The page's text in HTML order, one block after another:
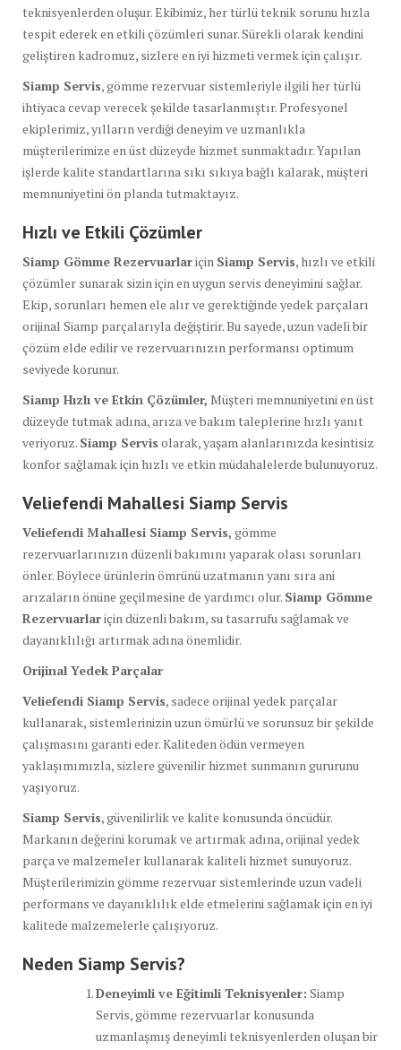
teknisyenlerden oluşur. Ekibimiz, her türlü teknik sorunu hızla
tespit ederek en etkili çözümleri sunar. Sürekli olarak kendini
geliştiren kadromuz, sizlere en iyi hizmeti vermek için çalışır.
Siamp Servis, gömme rezervuar sistemleriyle ilgili her türlü
ihtiyaca cevap verecek şekilde tasarlanmıştır. Profesyonel
ekiplerimiz, yılların verdiği deneyim ve uzmanlıkla
müşterilerimize en üst düzeyde hizmet sunmaktadır. Yapılan
işlerde kalite standartlarına sıkı sıkıya bağlı kalarak, müşteri
memnuniyetini ön planda tutmaktayız.
Hızlı ve Etkili Çözümler
Siamp Gömme Rezervuarlariçin Siamp Servis, hızlı ve etkili
çözümler sunarak sizin için en uygun servis deneyimini sağlar.
Ekip, sorunları hemen ele alır ve gerektiğinde yedek parçaları
orijinal Siamp parçalarıyla değiştirir. Bu sayede, uzun vadeli bir
çözüm elde edilir ve rezervuarınızın performansı optimum
seviyede korunur.
Siamp Hızlı ve Etkin Çözümler, Müşteri memnuniyetini en üst
düzeyde tutmak adına, arıza ve bakım taleplerine hızlı yanıt
veriyoruz. Siamp Servis olarak, yaşam alanlarınızda kesintisiz
konfor sağlamak için hızlı ve etkin müdahalelerde bulunuyoruz.
Veliefendi Mahallesi Siamp Servis
Veliefendi Mahallesi Siamp Servis, gömme
rezervuarlarınızın düzenli bakımını yaparak olası sorunları
önler. Böylece ürünlerin ömrünü uzatmanın yanı sıra ani
arızaların önüne geçilmesine de yardımcı olur. Siamp Gömme
Rezervuarlariçin düzenli bakım, su tasarrufu sağlamak ve
dayanıklılığı artırmak adına önemlidir.
Orijinal Yedek Parçalar
Veliefendi Siamp Servis, sadece orijinal yedek parçalar
kullanarak, sistemlerinizin uzun ömürlü ve sorunsuz bir şekilde
çalışmasını garanti eder. Kaliteden ödün vermeyen
yaklaşımımızla, sizlere güvenilir hizmet sunmanın gururunu
yaşıyoruz.
Siamp Servis, güvenilirlik ve kalite konusunda öncüdür.
Markanın değerini korumak ve artırmak adına, orijinal yedek
parça ve malzemeler kullanarak kaliteli hizmet sunuyoruz.
Müşterilerimizin gömme rezervuar sistemlerinde uzun vadeli
performans ve dayanıklılık elde etmelerini sağlamak için en iyi
kalitede malzemelerle çalışıyoruz.
Neden Siamp Servis?
Deneyimli ve Eğitimli Teknisyenler: Siamp
Servis, gömme rezervuarlar konusunda
uzmanlaşmış deneyimli teknisyenlerden oluşan bir